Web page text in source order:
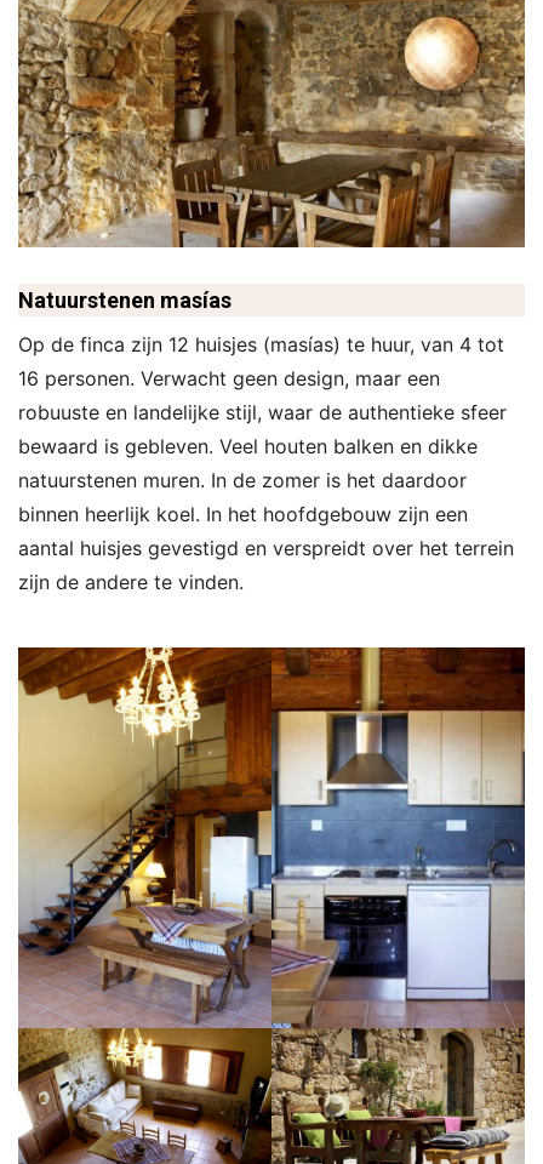
Natuurstenen masías
Op de finca zijn 12 huisjes (masías) te huur, van 4 tot
16 personen. Verwacht geen design, maar een
robuuste en landelijke stijl, waar de authentieke sfeer
bewaard is gebleven. Veel houten balken en dikke
natuurstenen muren. In de zomer is het daardoor
binnen heerlijk koel. In het hoofdgebouw zijn een
aantal huisjes gevestigd en verspreidt over het terrein
zijn de andere te vinden.